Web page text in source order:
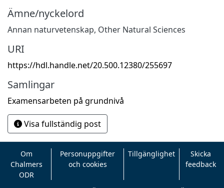
Ämne/nyckelord
Annan naturvetenskap, Other Natural Sciences
URI
https://hdl.handle.net/20.500.12380/255697
Samlingar
Examensarbeten på grundnivå
Visa fullständig post
Om
Chalmers
ODR
Personuppgifter
och cookies
Tillgänglighet
Skicka
feedback